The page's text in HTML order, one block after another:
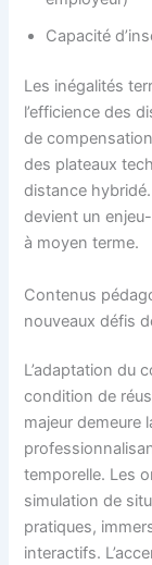
Capacité
Les inégalités
l’efficience des
de
des plateaux
distance
devient un
à moyen terme.
Contenus
nouveaux défis
L’adaptation du
condition de
majeur demeure
temporelle. Les
simulation de
pratiques,
interactifs.